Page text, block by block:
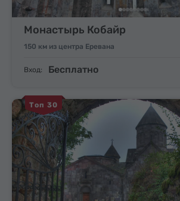
150 км из центра Еревана
Монастырь Кобайр
Вход: Бесплатно
Топ 30